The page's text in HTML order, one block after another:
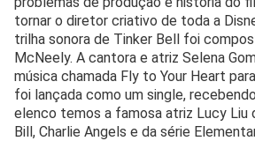
tornar o diretor criativo de toda a
trilha sonora de Tinker Bell foi
McNeely. A cantora e atriz Selena
música chamada Fly to Your Heart
foi lançada como um single,
elenco temos a famosa atriz Lucy Liu
Bill, Charlie Angels e da série